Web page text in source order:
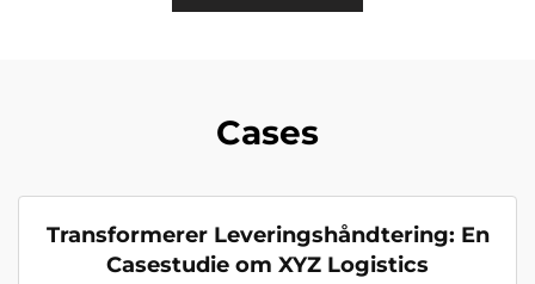
Cases
Transformerer Leveringshåndtering: En
Casestudie om XYZ Logistics